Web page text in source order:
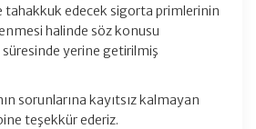
tahakkuk edecek sigorta primlerinin
halinde söz konusu
yerine getirilmiş
sorunlarına kayıtsız kalmayan
teşekkür ederiz.